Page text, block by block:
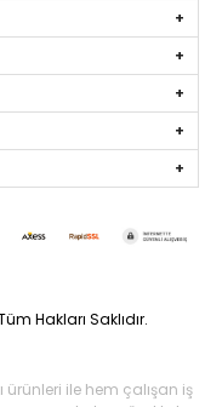
Hakları Saklıdır.
ile hem çalışan iş